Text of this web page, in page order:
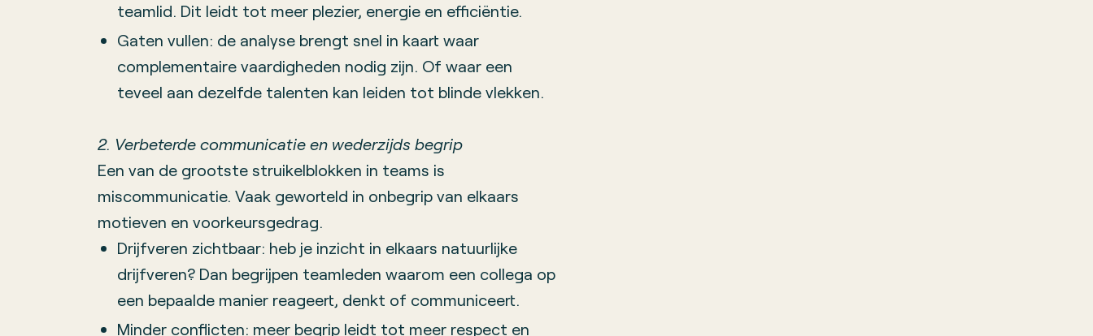
teamlid. Dit leidt tot meer plezier, energie en efficiëntie.
Gaten vullen: de analyse brengt snel in kaart waar
complementaire vaardigheden nodig zijn. Of waar een
teveel aan dezelfde talenten kan leiden tot blinde vlekken.
2. Verbeterde communicatie en wederzijds begrip
Een van de grootste struikelblokken in teams is
miscommunicatie. Vaak geworteld in onbegrip van elkaars
motieven en voorkeursgedrag.
Drijfveren zichtbaar: heb je inzicht in elkaars natuurlijke
drijfveren? Dan begrijpen teamleden waarom een collega op
een bepaalde manier reageert, denkt of communiceert.
Minder conflicten: meer begrip leidt tot meer respect en